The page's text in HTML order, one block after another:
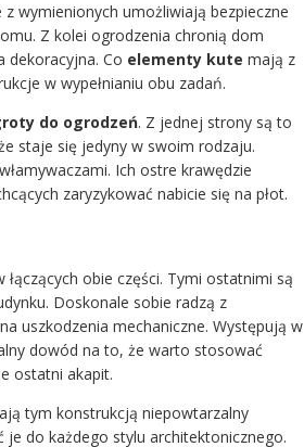
wymienionych umożliwiają bezpieczne
Z kolei ogrodzenia chronią dom
dekoracyjna. Co elementy kute mają z
w wypełnianiu obu zadań.
do ogrodzeń. Z jednej strony są to
staje się jedyny w swoim rodzaju.
Ich ostre krawędzie
zaryzykować nabicie się na płot.
obie części. Tymi ostatnimi są
Doskonale sobie radzą z
uszkodzenia mechaniczne. Występują w
dowód na to, że warto stosować
ostatni akapit.
tym konstrukcją niepowtarzalny
do każdego stylu architektonicznego.